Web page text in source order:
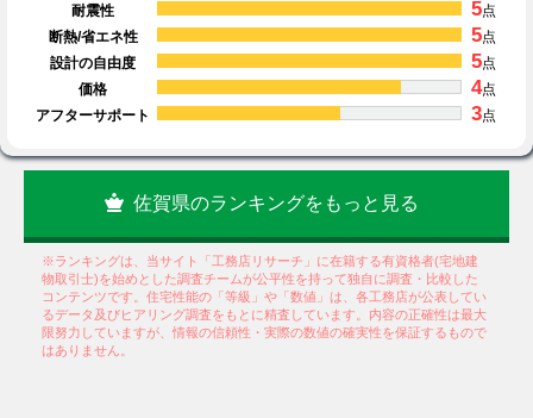
耐震性 5点
断熱/省エネ性
5点
設計の自由度
5点
価格
4点
アフターサポート
3点
佐賀県のランキングをもっと見る
※ランキングは、当サイト「工務店リサーチ」に在籍する有資格者(宅地建
物取引士)を始めとした調査チームが公平性を持って独自に調査・比較した
コンテンツです。住宅性能の「等級」や「数値」は、各工務店が公表してい
るデータ及びヒアリング調査をもとに精査しています。内容の正確性は最大
限努力していますが、情報の信頼性・実際の数値の確実性を保証するもので
はありません。